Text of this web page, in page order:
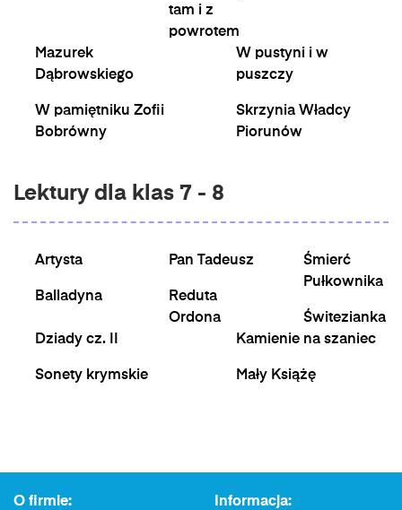
tam i z
powrotem
Mazurek
Dąbrowskiego
W pamiętniku Zofii
Bobrówny
W pustyni i w
puszczy
Skrzynia Władcy
Piorunów
Lektury dla klas 7 - 8
Artysta
Balladyna
Pan Tadeusz
Reduta
Ordona
Śmierć
Pułkownika
Świtezianka
Dziady cz. II
Sonety krymskie
Kamienie na szaniec
Mały Książę
O firmie: Informacja: